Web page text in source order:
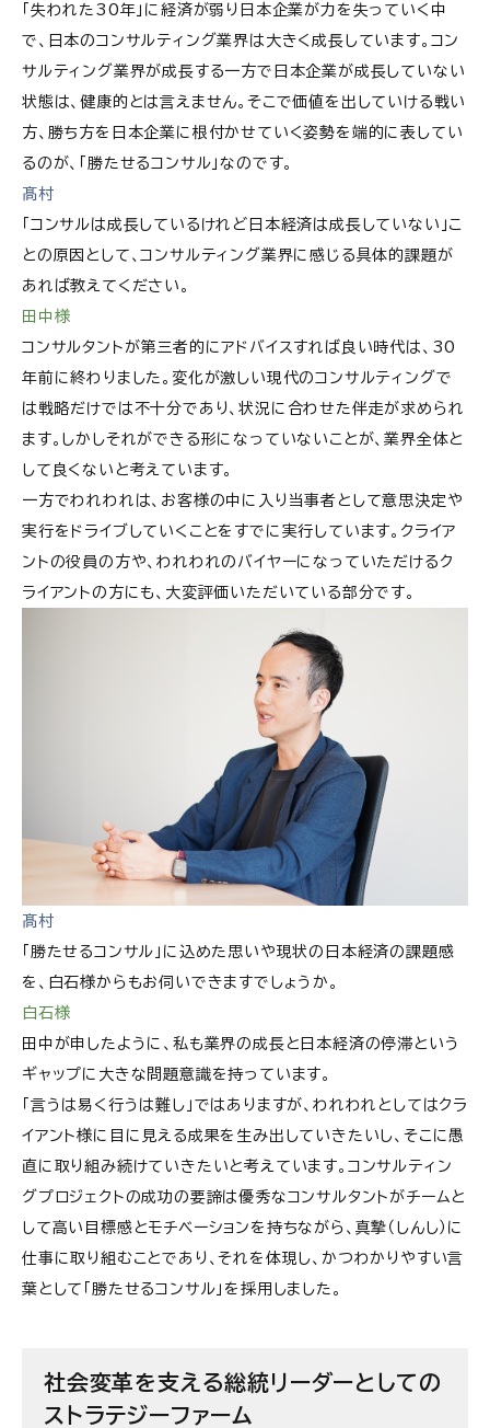
「失われた30年」に経済が弱り日本企業が力を失っていく中
で、日本のコンサルティング業界は大きく成長しています。コン
サルティング業界が成長する一方で日本企業が成長していない
状態は、健康的とは言えません。そこで価値を出していける戦い
方、勝ち方を日本企業に根付かせていく姿勢を端的に表してい
るのが、「勝たせるコンサル」なのです。
髙村
「コンサルは成長しているけれど日本経済は成長していない」こ
との原因として、コンサルティング業界に感じる具体的課題が
あれば教えてください。
田中様
コンサルタントが第三者的にアドバイスすれば良い時代は、30
年前に終わりました。変化が激しい現代のコンサルティングで
は戦略だけでは不十分であり、状況に合わせた伴走が求められ
ます。しかしそれができる形になっていないことが、業界全体と
して良くないと考えています。
一方でわれわれは、お客様の中に入り当事者として意思決定や
実行をドライブしていくことをすでに実行しています。クライア
ントの役員の方や、われわれのバイヤーになっていただけるク
ライアントの方にも、大変評価いただいている部分です。
髙村
「勝たせるコンサル」に込めた思いや現状の日本経済の課題感
を、白石様からもお伺いできますでしょうか。
白石様
田中が申したように、私も業界の成長と日本経済の停滞という
ギャップに大きな問題意識を持っています。
「言うは易く行うは難し」 ではありますが、われわれとしてはクラ
イアント様に目に見える成果を生み出していきたいし、そこに愚
直に取り組み続けていきたいと考えています。コンサルティン
グプロジェクトの成功の要諦は優秀なコンサルタントがチームと
して高い目標感とモチベーションを持ちながら、真摯 （しんし） に
仕事に取り組むことであり、それを体現し、かつわかりやすい言
葉として「勝たせるコンサル」を採用しました。
社会変革を支える総統リーダーとしての
ストラテジーファーム